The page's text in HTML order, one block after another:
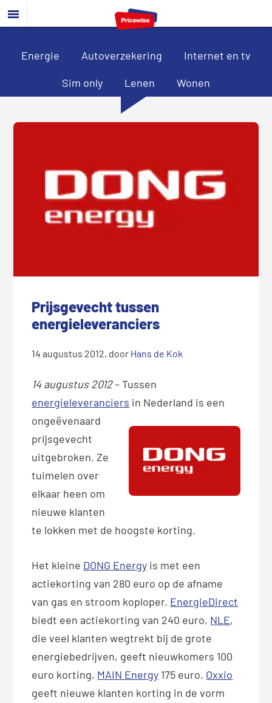
Door
naar
hoofd
Spring
naar
eerste
Spring
naar
voettekst
Energie Autoverzekering Internet en tv
Sim only Lenen Wonen
Prijsgevecht tussen
energieleveranciers
14 augustus 2012, door Hans de Kok
14 augustus 2012– Tussen
energieleveranciers in Nederland is een
ongeëvenaard
prijsgevecht
uitgebroken. Ze
tuimelen over
elkaar heen om
nieuwe klanten
te lokken met de hoogste korting.
Het kleine DONG Energy is met een
actiekorting van 280 euro op de afname
van gas en stroom koploper. EnergieDirect
biedt een actiekorting van 240 euro, NLE,
die veel klanten wegtrekt bij de grote
energiebedrijven, geeft nieuwkomers 100
euro korting, MAIN Energy 175 euro. Oxxio
geeft nieuwe klanten korting in de vorm